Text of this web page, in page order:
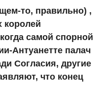
то, правильно) ,
королей
самой спорной
Антуанетте палач
Согласия, другие
что конец